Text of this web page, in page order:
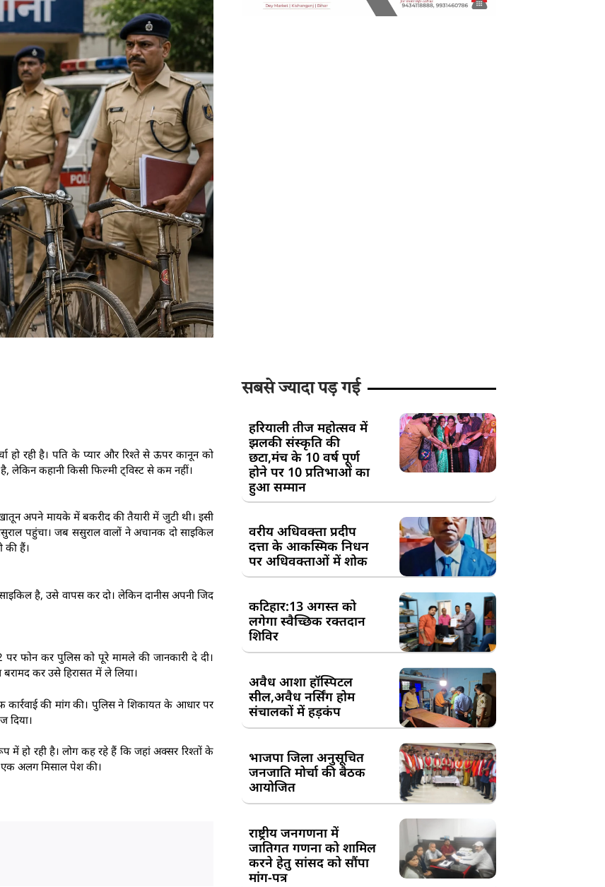
रही है। पति के प्यार और रिश्ते से ऊपर कानून को
लेकिन कहानी किसी फिल्मी ट्विस्ट से कम नहीं।
अपने मायके में बकरीद की तैयारी में जुटी थी। इसी
पहुंचा। जब ससुराल वालों ने अचानक दो साइकिल
की हैं।
है, उसे वापस कर दो। लेकिन दानीस अपनी जिद
फोन कर पुलिस को पूरे मामले की जानकारी दे दी।
कर उसे हिरासत में ले लिया।
की मांग की। पुलिस ने शिकायत के आधार पर
दिया।
हो रही है। लोग कह रहे हैं कि जहां अक्सर रिश्तों के
एक अलग मिसाल पेश की।
सबसे ज्यादा पड़ गई
हरियाली तीज महोत्सव में
झलकी संस्कृति की
छटा,मंच के 10 वर्ष पूर्ण
होने पर 10 प्रतिभाओं का
हुआ सम्मान
वरीय अधिवक्ता प्रदीप
दत्ता के आकस्मिक निधन
पर अधिवक्ताओं में शोक
कटिहार:13 अगस्त को
लगेगा स्वैच्छिक रक्तदान
शिविर
अवैध आशा हॉस्पिटल
सील,अवैध नर्सिंग होम
संचालकों में हड़कंप
भाजपा जिला अनुसूचित
जनजाति मोर्चा की बैठक
आयोजित
राष्ट्रीय जनगणना में
जातिगत गणना को शामिल
करने हेतु सांसद को सौंपा
मांग-पत्र